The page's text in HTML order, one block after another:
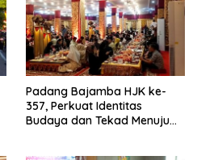
Padang Bajamba HJK ke-
357, Perkuat Identitas
Budaya dan Tekad Menuju